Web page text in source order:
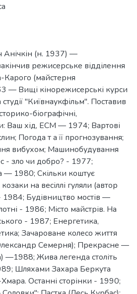
Анічкін (н. 1937) —
режисерське відділення
Карого (майстерня
— Вищі кінорежисерські курси
"Київнаукфільм". Поставив
біографічні,
Ваш хід, ЕСМ — 1974; Вартові
Погода т а її прогнозування;
вибухом; Машинобудування
- зло чи добро? - 1977;
— 1980; Скільки коштує
на весіллі гуляли (автор
1984; Будівництво мостів —
- 1986; Місто майстрів. На
- 1987; Енергетика,
Зачароване колесо життя
Семерня); Прекрасне —
—1988; Жива легенда століть
Шляхами Захара Беркута
Останні сторінки - 1990;